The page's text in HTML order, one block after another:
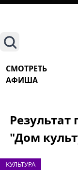
Поиск
СМОТРЕТЬ
АФИША
Результат
"Дом
КУЛЬТУРА